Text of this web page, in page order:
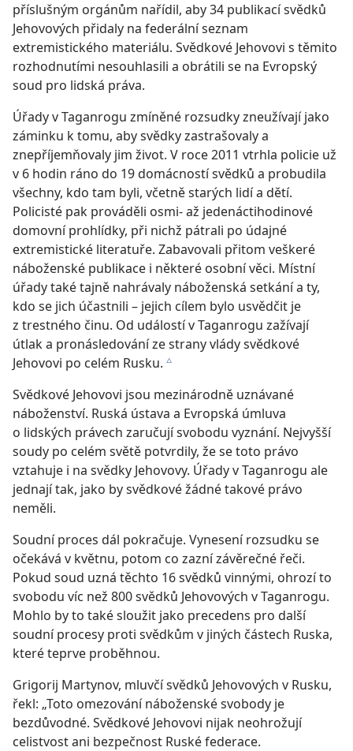
příslušným orgánům nařídil, aby 34 publikací svědků
Jehovových přidaly na federální seznam
extremistického materiálu. Svědkové Jehovovi s těmito
rozhodnutími nesouhlasili a obrátili se na Evropský
soud pro lidská práva.
Úřady v Taganrogu zmíněné rozsudky zneužívají jako
záminku k tomu, aby svědky zastrašovaly a
znepříjemňovaly jim život. V roce 2011 vtrhla policie už
v 6 hodin ráno do 19 domácností svědků a probudila
všechny, kdo tam byli, včetně starých lidí a dětí.
Policisté pak prováděli osmi- až jedenáctihodinové
domovní prohlídky, při nichž pátrali po údajné
extremistické literatuře. Zabavovali přitom veškeré
náboženské publikace i některé osobní věci. Místní
úřady také tajně nahrávaly náboženská setkání a ty,
kdo se jich účastnili – jejich cílem bylo usvědčit je
z trestného činu. Od událostí v Taganrogu zažívají
útlak a pronásledování ze strany vlády svědkové
Jehovovi po celém Rusku. c
Svědkové Jehovovi jsou mezinárodně uznávané
náboženství. Ruská ústava a Evropská úmluva
o lidských právech zaručují svobodu vyznání. Nejvyšší
soudy po celém světě potvrdily, že se toto právo
vztahuje i na svědky Jehovovy. Úřady v Taganrogu ale
jednají tak, jako by svědkové žádné takové právo
neměli.
Soudní proces dál pokračuje. Vynesení rozsudku se
očekává v květnu, potom co zazní závěrečné řeči.
Pokud soud uzná těchto 16 svědků vinnými, ohrozí to
svobodu víc než 800 svědků Jehovových v Taganrogu.
Mohlo by to také sloužit jako precedens pro další
soudní procesy proti svědkům v jiných částech Ruska,
které teprve proběhnou.
Grigorij Martynov, mluvčí svědků Jehovových v Rusku,
řekl: „Toto omezování náboženské svobody je
bezdůvodné. Svědkové Jehovovi nijak neohrožují
celistvost ani bezpečnost Ruské federace.